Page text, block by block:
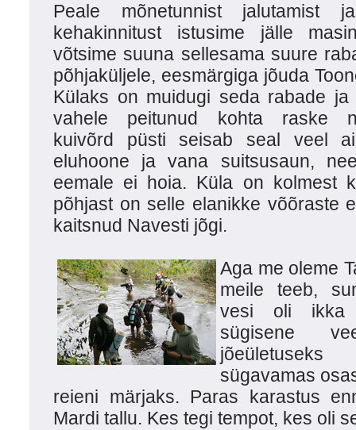
Peale mõnetunnist jalutamist
kehakinnitust istusime jälle
võtsime suuna sellesama suure
põhjaküljele, eesmärgiga jõuda
Külaks on muidugi seda rabade ja
vahele peitunud kohta raske
kuivõrd püsti seisab seal veel
eluhoone ja vana suitsusaun,
eemale ei hoia. Küla on kolmest
põhjast on selle elanikke võõraste
kaitsnud Navesti jõgi.
Aga me oleme
meile teeb,
vesi oli ikka
sügisene
jõeületuseks
sügavamas
reieni märjaks. Paras karastus
Mardi tallu. Kes tegi tempot, kes oli